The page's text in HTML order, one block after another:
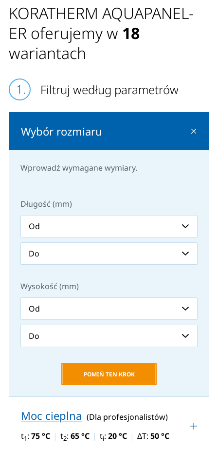
zasilającego do stałych przewodów sieci elektrycznej
w puszce instalacyjnej.
KORATHERM AQUAPANEL-
ER oferujemy w 18
wariantach
Filtruj według parametrów
Wybór rozmiaru
Wprowadź wymagane wymiary.
Długość (mm)
Wysokość (mm)
POMIŃ TEN KROK
Moc cieplna (Dla profesjonalistów)
t1: 75 °C t2: 65 °C ti: 20 °C ΔT: 50 °C